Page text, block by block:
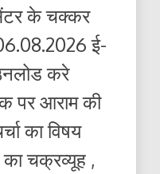
के चक्कर
ई-
करे
पर आराम की
का विषय
का चक्रव्यूह ,